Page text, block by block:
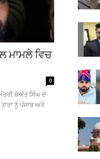
ਮਾਮਲੇ ਵਿਚ
0
ਬੇਅੰਤ ਸਿੰਘ ਦੇ
ਨੂੰ ਪੰਜਾਬ ਅਤੇ